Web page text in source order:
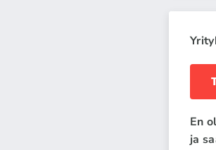
En
ja